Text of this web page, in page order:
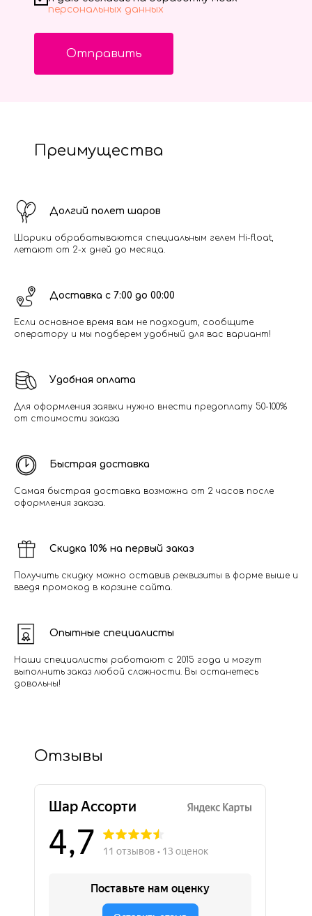
персональных данных
Отправить
Преимущества
Долгий полет шаров
Шарики обрабатываются специальным гелем Hi-float,
летают от 2-х дней до месяца.
Доставка с 7:00 до 00:00
Если основное время вам не подходит, сообщите
оператору и мы подберем удобный для вас вариант!
Удобная оплата
Для оформления заявки нужно внести предоплату 50-100%
от стоимости заказа
Быстрая доставка
Самая быстрая доставка возможна от 2 часов после
оформления заказа.
Скидка 10% на первый заказ
Получить скидку можно оставив реквизиты в форме выше и
введя промокод в корзине сайта.
Опытные специалисты
Наши специалисты работают с 2015 года и могут
выполнить заказ любой сложности. Вы останетесь
довольны!
Отзывы